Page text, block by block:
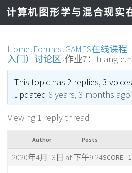
计算机图形学与混合现实
Home › Forums › GAMES在线课
入门）讨论区 › 作业7：
This topic has 2 replies, 3
updated 6 years, 3 months ago
Viewing 1 reply thread
Author Posts
2020年4月13日 at 下午9:24SCORE: -1